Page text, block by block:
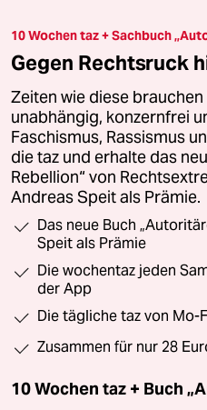
10 Wochen taz + Sachbuch
Gegen Rechtsruck
Zeiten wie diese
unabhängig, konzernfrei
Faschismus, Rassismus
die taz und erhalte das
Rebellion“ von
Andreas Speit als Prämie.
Das neue Buch
Speit als Prämie
Die wochentaz jeden
der App
Die tägliche taz von
Zusammen für nur 28
10 Wochen taz + Buch